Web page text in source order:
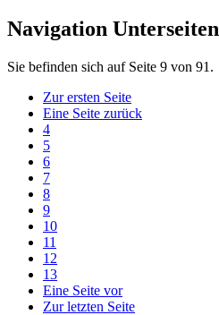
Navigation Unterseiten
Sie befinden sich auf Seite 9 von 91.
Zur ersten Seite
Eine Seite zurück
4
5
6
7
8
9
10
11
12
13
Eine Seite vor
Zur letzten Seite